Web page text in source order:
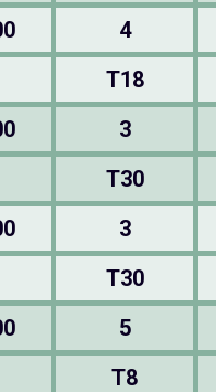
4
T18
3
T30
3
T30
5
T8